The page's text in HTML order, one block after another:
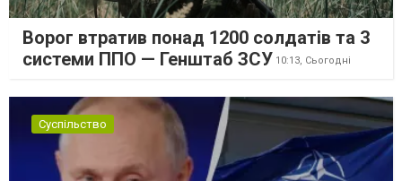
Ворог втратив понад 1200 солдатів та 3
системи ППО — Генштаб ЗСУ 10:13, Сьогодні
Суспільство